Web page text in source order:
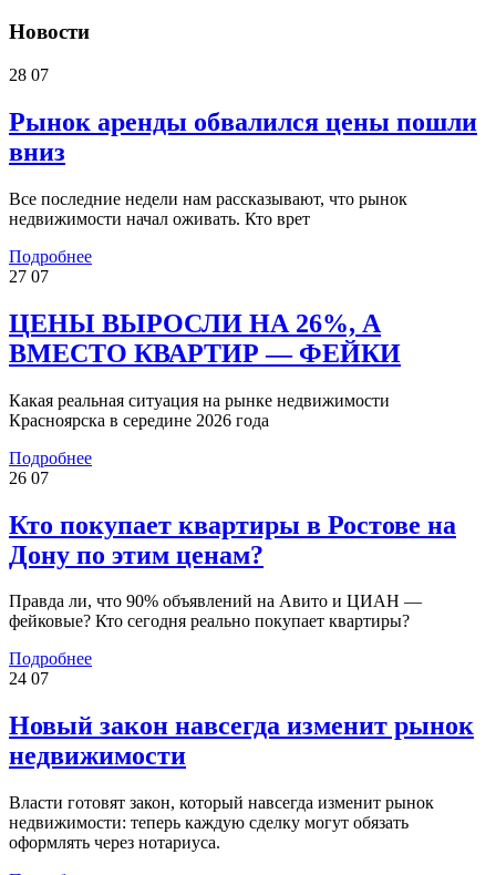
Новости
28 07
Рынок аренды обвалился цены пошли
вниз
Все последние недели нам рассказывают, что рынок
недвижимости начал оживать. Кто врет
Подробнее
27 07
ЦЕНЫ ВЫРОСЛИ НА 26%, А
ВМЕСТО КВАРТИР — ФЕЙКИ
Какая реальная ситуация на рынке недвижимости
Красноярска в середине 2026 года
Подробнее
26 07
Кто покупает квартиры в Ростове на
Дону по этим ценам?
Правда ли, что 90% объявлений на Авито и ЦИАН —
фейковые? Кто сегодня реально покупает квартиры?
Подробнее
24 07
Новый закон навсегда изменит рынок
недвижимости
Власти готовят закон, который навсегда изменит рынок
недвижимости: теперь каждую сделку могут обязать
оформлять через нотариуса.